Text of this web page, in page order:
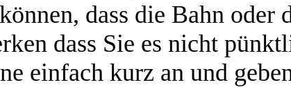
dass die Bahn oder
dass Sie es nicht
einfach kurz an und